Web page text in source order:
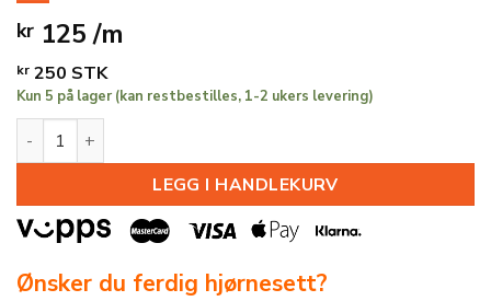
kr 125 /m
kr 250 STK
Kun 5 på lager (kan restbestilles, 1-2 ukers levering)
TAKLIST ST3 XPS 75X75X2000 MM antall
LEGG I HANDLEKURV
Ønsker du ferdig hjørnesett?